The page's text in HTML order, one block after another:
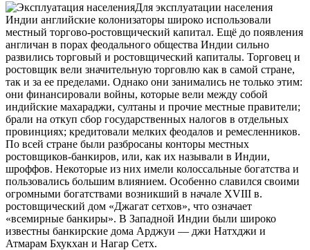
Для эксплуатации населения
Индии английские колонизаторы широко использовали
местный торгово-ростовщический капитал. Ещё до появления
англичан в порах феодального общества Индии сильно
развились торговый и ростовщический капиталы. Торговец и
ростовщик вели значительную торговлю как в самой стране,
так и за ее пределами. Однако они занимались не только этим:
они финансировали войны, которые вели между собой
индийские махараджи, султаны и прочие местные правители;
брали на откуп сбор государственных налогов в отдельных
провинциях; кредитовали мелких феодалов и ремесленников.
По всей стране были разбросаны конторы местных
ростовщиков-банкиров, или, как их называли в Индии,
шроффов. Некоторые из них имели колоссальные богатства и
пользовались большим влиянием. Особенно славился своими
огромными богатствами возникший в начале XVIII в.
ростовщический дом «Джагат сетхов», что означает
«всемирные банкиры». В Западной Индии были широко
известны банкирские дома Арджуи — джи Натхджи и
Атмарам Бхукхан и Нагар Сетх.